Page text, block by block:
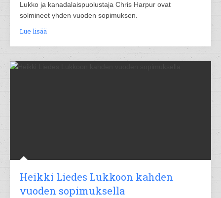
Lukko ja kanadalaispuolustaja Chris Harpur ovat
solmineet yhden vuoden sopimuksen.
Lue lisää
Heikki Liedes Lukkoon kahden
vuoden sopimuksella